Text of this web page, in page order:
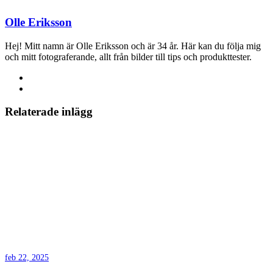
Olle Eriksson
Hej! Mitt namn är Olle Eriksson och är 34 år. Här kan du följa mig
och mitt fotograferande, allt från bilder till tips och produkttester.
Relaterade inlägg
feb 22, 2025